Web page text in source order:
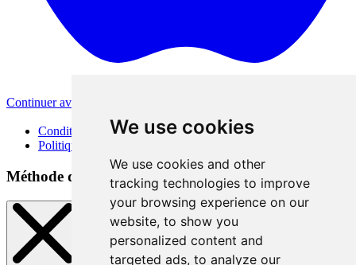
We use cookies
We use cookies and other
tracking technologies to improve
your browsing experience on our
website, to show you
personalized content and
targeted ads, to analyze our
Continuer avec Apple
Conditions d'utilisation
Politique de confidentialité
Méthode de connexion